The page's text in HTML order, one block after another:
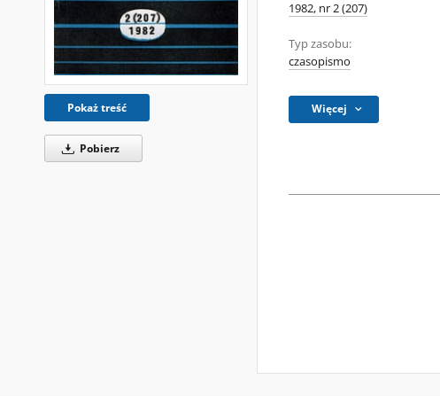
Pokaż treść
Pobierz
1982, nr 2 (207)
Typ zasobu:
czasopismo
Więcej